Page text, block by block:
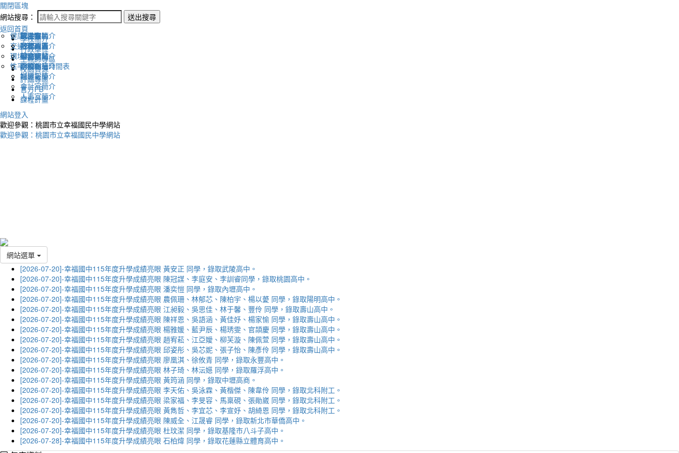
關閉區塊
網站搜尋：
送出搜尋
返回首頁
學校簡介
認識幸福
地理位置
英文網站
幸福相簿
媒體報導
行政單位
校長室簡介
教務處簡介
學務處簡介
總務處簡介
輔導室簡介
會計室簡介
人事室簡介
生親師專區
新生專區
升學專區
圖書館藏
學校作息時間表
校園資源
電子報
下載列表
評鑑專區
健康促進
交通安全
環境教育
性平教育
官方FB
課程計畫
網站登入
歡迎參觀：桃園市立幸福國民中學網站
歡迎參觀：桃園市立幸福國民中學網站
網站選單
[2026-07-20]-幸福國中115年度升學成績亮眼 黃安正 同學，錄取武陵高中。
[2026-07-20]-幸福國中115年度升學成績亮眼 陳冠謀、李庭安、李訓睿同學，錄取桃園高中。
[2026-07-20]-幸福國中115年度升學成績亮眼 潘奕愷 同學，錄取內壢高中。
[2026-07-20]-幸福國中115年度升學成績亮眼 農佩珊、林郁芯、陳柏宇、楊以薆 同學，錄取陽明高中。
[2026-07-20]-幸福國中115年度升學成績亮眼 江昶毅、吳思佳、林于馨、豐伶 同學，錄取壽山高中。
[2026-07-20]-幸福國中115年度升學成績亮眼 陳祥恩、吳語涵、黃佳妤、楊家愉 同學，錄取壽山高中。
[2026-07-20]-幸福國中115年度升學成績亮眼 楊雅媛、藍尹辰、楊琇雯、官頡慶 同學，錄取壽山高中。
[2026-07-20]-幸福國中115年度升學成績亮眼 趙宥菘、江亞嬡、柳芙漩、陳佩萱 同學，錄取壽山高中。
[2026-07-20]-幸福國中115年度升學成績亮眼 邱姿彤、吳芯妮、張子怡、陳彥伶 同學，錄取壽山高中。
[2026-07-20]-幸福國中115年度升學成績亮眼 廖凰淇、徐攸青 同學，錄取永豐高中。
[2026-07-20]-幸福國中115年度升學成績亮眼 林子琦、林沄嬨 同學，錄取羅浮高中。
[2026-07-20]-幸福國中115年度升學成績亮眼 黃筠涵 同學，錄取中壢高商。
[2026-07-20]-幸福國中115年度升學成績亮眼 李天佑、吳泳霖、黃楷傑、陳韋伶 同學，錄取北科附工。
[2026-07-20]-幸福國中115年度升學成績亮眼 梁家福、李旻容、馬稟硯、張勛崴 同學，錄取北科附工。
[2026-07-20]-幸福國中115年度升學成績亮眼 黃雋哲、李宜芯、李宣妤、胡綺恩 同學，錄取北科附工。
[2026-07-20]-幸福國中115年度升學成績亮眼 陳威全、江晟睿 同學，錄取新北市華僑高中。
[2026-07-20]-幸福國中115年度升學成績亮眼 杜玟潔 同學，錄取基隆市八斗子高中。
[2026-07-28]-幸福國中115年度升學成績亮眼 石柏煒 同學，錄取花蓮縣立體育高中。